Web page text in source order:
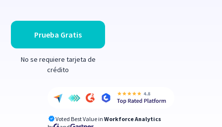
Prueba Gratis
No se requiere tarjeta de
crédito
Voted Best Value in Workforce Analytics